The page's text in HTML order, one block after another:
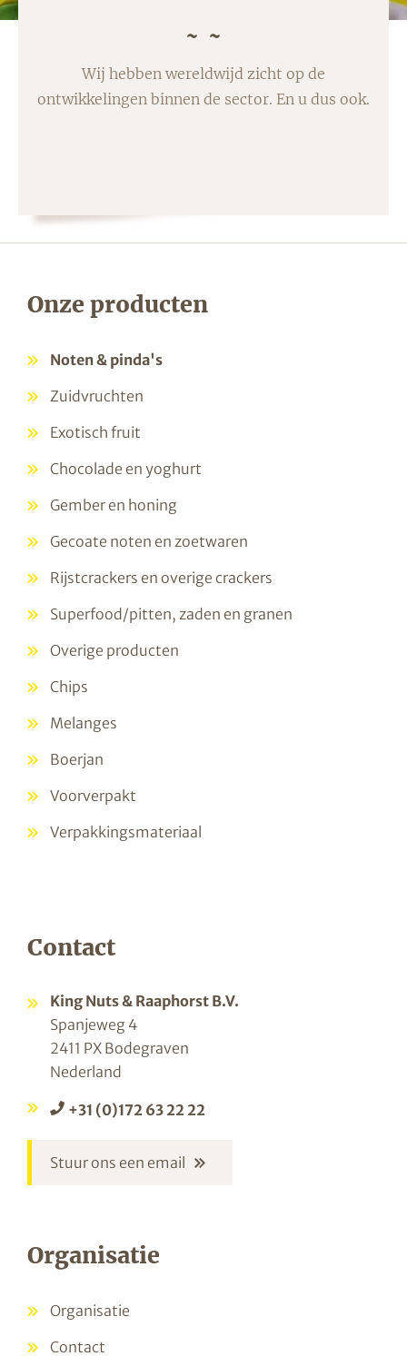
Wij hebben wereldwijd zicht op de
ontwikkelingen binnen de sector. En u dus ook.
Onze producten
Noten & pinda's
Zuidvruchten
Exotisch fruit
Chocolade en yoghurt
Gember en honing
Gecoate noten en zoetwaren
Rijstcrackers en overige crackers
Superfood/pitten, zaden en granen
Overige producten
Chips
Melanges
Boerjan
Voorverpakt
Verpakkingsmateriaal
Contact
King Nuts & Raaphorst B.V.
Spanjeweg 4
2411 PX Bodegraven
Nederland
+31 (0)172 63 22 22
Stuur ons een email
Organisatie
Organisatie
Contact